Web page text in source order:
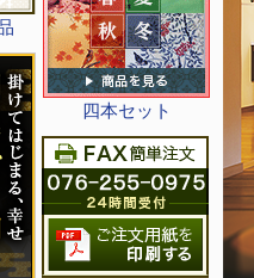
四本セット